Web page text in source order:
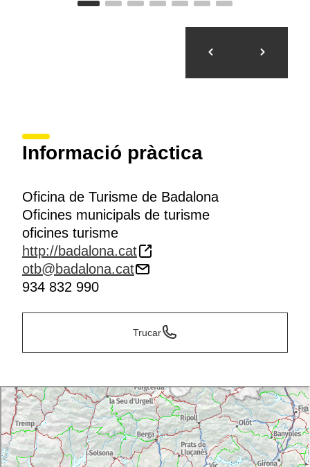
Informació pràctica
Oficina de Turisme de Badalona
Oficines municipals de turisme
oficines turisme
http://badalona.cat
otb@badalona.cat
934 832 990
Trucar